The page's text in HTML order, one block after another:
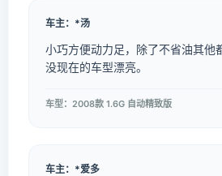
车主：*汤
小巧方便动力足，除了不省油其他
没现在的车型漂亮。
车型：2008款 1.6G 自动精致版
车主：*爱多